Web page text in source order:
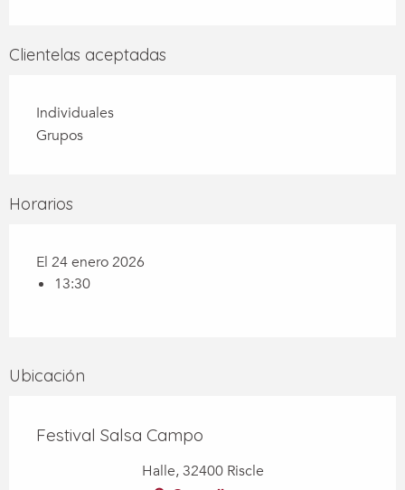
Clientelas aceptadas
Individuales
Grupos
Horarios
El 24 enero 2026
13:30
Ubicación
Festival Salsa Campo
Halle, 32400 Riscle